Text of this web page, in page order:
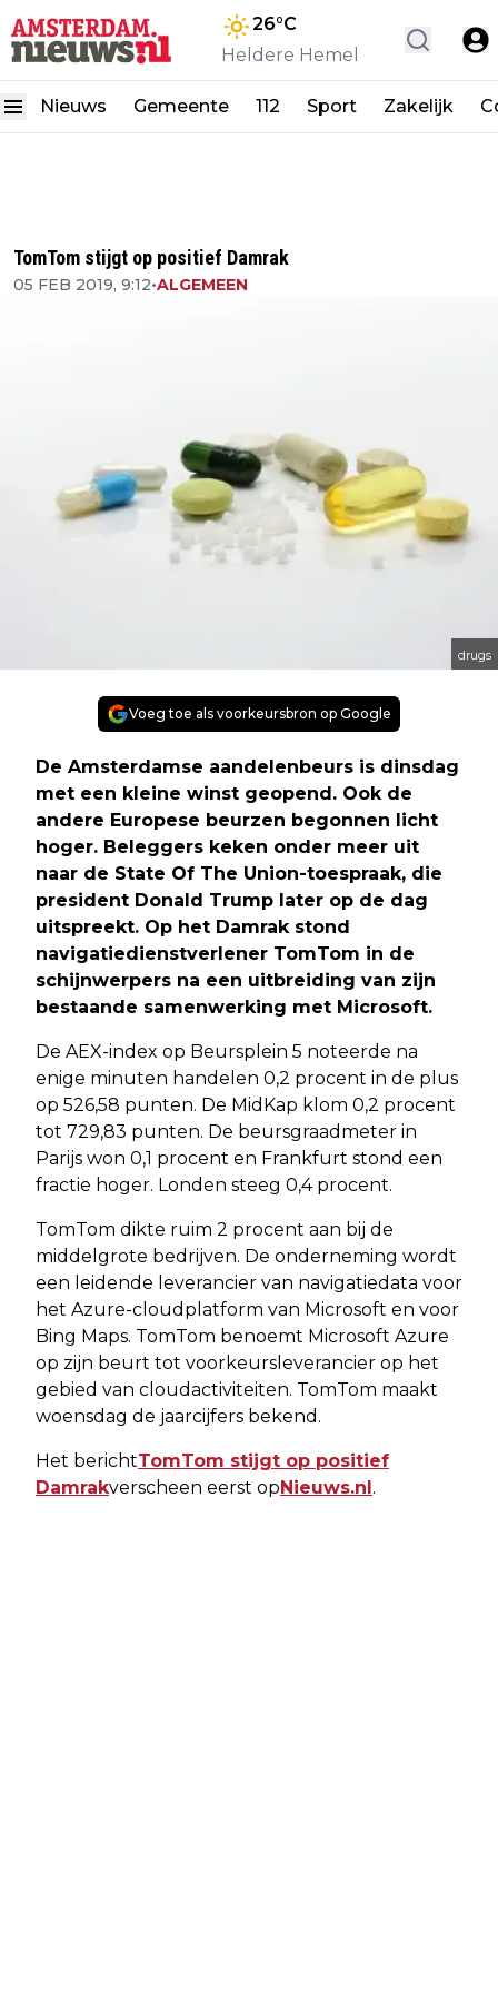
26°C
Heldere Hemel
Nieuws Gemeente 112 Sport Zakelijk
TomTom stijgt op positief Damrak
05 FEB 2019, 9:12•ALGEMEEN
drugs
Voeg toe als voorkeursbron op Google
De Amsterdamse aandelenbeurs is dinsdag
met een kleine winst geopend. Ook de
andere Europese beurzen begonnen licht
hoger. Beleggers keken onder meer uit
naar de State Of The Union-toespraak, die
president Donald Trump later op de dag
uitspreekt. Op het Damrak stond
navigatiedienstverlener TomTom in de
schijnwerpers na een uitbreiding van zijn
bestaande samenwerking met Microsoft.
De AEX-index op Beursplein 5 noteerde na
enige minuten handelen 0,2 procent in de plus
op 526,58 punten. De MidKap klom 0,2 procent
tot 729,83 punten. De beursgraadmeter in
Parijs won 0,1 procent en Frankfurt stond een
fractie hoger. Londen steeg 0,4 procent.
TomTom dikte ruim 2 procent aan bij de
middelgrote bedrijven. De onderneming wordt
een leidende leverancier van navigatiedata voor
het Azure-cloudplatform van Microsoft en voor
Bing Maps. TomTom benoemt Microsoft Azure
op zijn beurt tot voorkeursleverancier op het
gebied van cloudactiviteiten. TomTom maakt
woensdag de jaarcijfers bekend.
Het berichtTomTom stijgt op positief
Damrakverscheen eerst op Nieuws.nl .